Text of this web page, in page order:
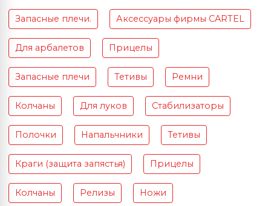
Запасные плечи. Аксессуары фирмы CARTEL
Для арбалетов Прицелы
Запасные плечи Тетивы Ремни
Колчаны Для луков Стабилизаторы
Полочки Напальчники Тетивы
Краги (защита запястья) Прицелы
Колчаны Релизы Ножи